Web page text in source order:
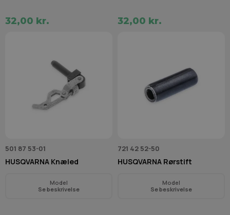
32,00 kr. 32,00 kr.
501 87 53-01
HUSQVARNA Knæled
Model
Se beskrivelse
721 42 52-50
HUSQVARNA Rørstift
Model
Se beskrivelse